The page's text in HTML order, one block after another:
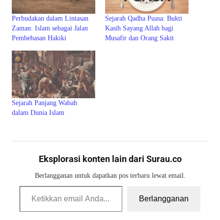
Perbudakan dalam Lintasan
Zaman: Islam sebagai Jalan
Pembebasan Hakiki
Sejarah Qadha Puasa: Bukti
Kasih Sayang Allah bagi
Musafir dan Orang Sakit
Sejarah Panjang Wabah
dalam Dunia Islam
Eksplorasi konten lain dari Surau.co
Berlangganan untuk dapatkan pos terbaru lewat email.
Ketikkan email Anda...
Berlangganan